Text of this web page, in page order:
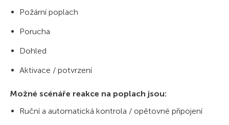
Požární poplach
Porucha
Dohled
Aktivace / potvrzení
Možné scénáře reakce na poplach jsou:
Ruční a automatická kontrola / opětovné připojení